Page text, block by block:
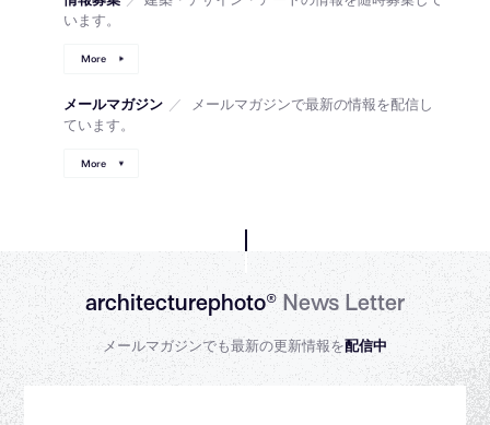
います。
More
メールマガジン ／
メールマガジンで最新の情報を配信し
ています。
More
architecturephoto®News Letter
メールマガジンでも最新の更新情報を配信中